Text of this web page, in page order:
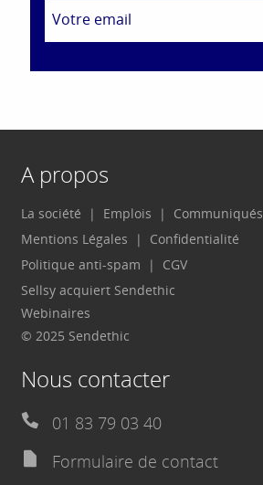
A propos
La société Emplois Communiqués
Mentions Légales
Confidentialité
Politique anti-spam
CGV
Sellsy acquiert Sendethic
Webinaires
© 2025 Sendethic
Nous contacter
01 83 79 03 40
Formulaire de contact